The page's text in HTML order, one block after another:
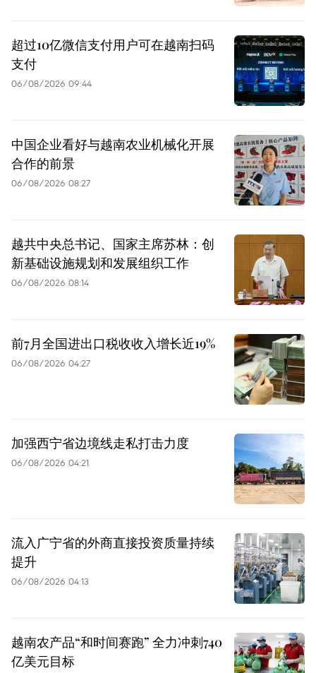
超过10亿微信支付用户可在越南扫码
支付
06/08/2026 09:44
中国企业看好与越南农业机械化开展
合作的前景
06/08/2026 08:27
越共中央总书记、国家主席苏林：创
新基础设施规划和发展组织工作
06/08/2026 08:14
前7月全国进出口税收收入增长近19%
06/08/2026 04:27
加强西宁省边境线走私打击力度
06/08/2026 04:21
流入广宁省的外商直接投资质量持续
提升
06/08/2026 04:13
越南农产品“和时间赛跑” 全力冲刺740
亿美元目标